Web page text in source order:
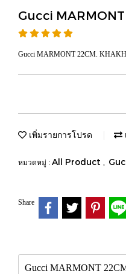
Gucci
Gucci MARMONT 22CM.
เพิ่มรายการโปรด
หมวดหมู่ : All Product ,
Share